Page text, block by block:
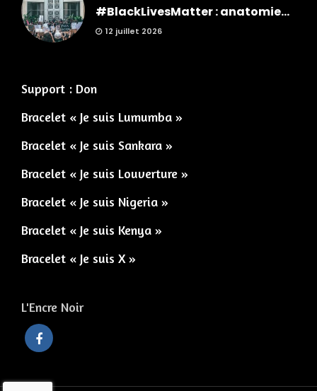
#BlackLivesMatter : anatomie...
12 juillet 2026
Support : Don
Bracelet « Je suis Lumumba »
Bracelet « Je suis Sankara »
Bracelet « Je suis Louverture »
Bracelet « Je suis Nigeria »
Bracelet « Je suis Kenya »
Bracelet « Je suis X »
L'Encre Noir